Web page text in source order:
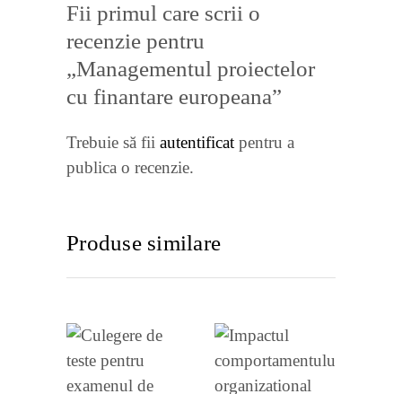
Fii primul care scrii o
recenzie pentru
„Managementul proiectelor
cu finantare europeana”
Trebuie să fii autentificat pentru a
publica o recenzie.
Produse similare